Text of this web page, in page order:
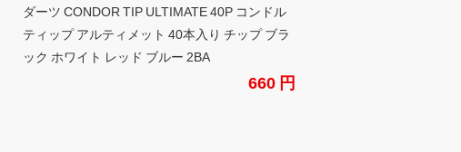
ダーツ CONDOR TIP ULTIMATE 40P コンドル
ティップ アルティメット 40本入り チップ ブラ
ック ホワイト レッド ブルー 2BA
660 円